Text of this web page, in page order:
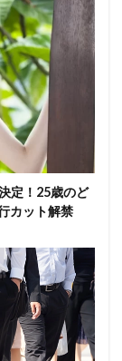
定！25歳のど
カット解禁